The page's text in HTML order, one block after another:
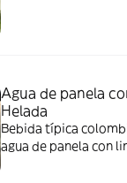
Agua de panela
Helada
Bebida típica
agua de panela con